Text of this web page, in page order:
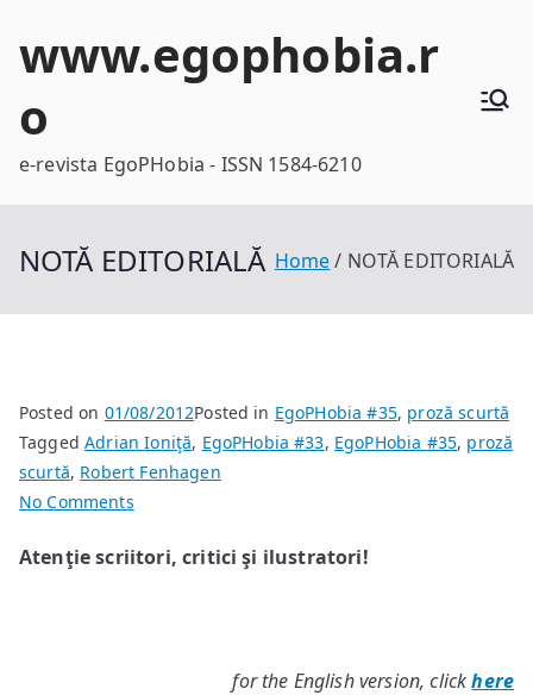
www.egophobia.r
o
e-revista EgoPHobia - ISSN 1584-6210
NOTĂ EDITORIALĂ Home NOTĂ EDITORIALĂ
Posted on 01/08/2012Posted in EgoPHobia #35, proză scurtă
TaggedAdrian Ioniţă, EgoPHobia #33, EgoPHobia #35, proză
scurtă, Robert Fenhagen
No Commentson
EDITORIALĂ
Atenţie scriitori, critici şi ilustratori!
for the English version, clickhere